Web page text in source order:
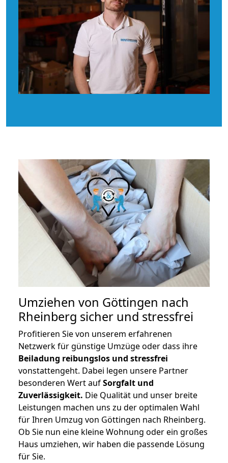
Umziehen von Göttingen nach
Rheinberg sicher und stressfrei
Profitieren Sie von unserem erfahrenen
Netzwerk für günstige Umzüge oder dass ihre
Beiladung reibungslos und stressfrei
vonstattengeht. Dabei legen unsere Partner
besonderen Wert aufSorgfalt und
Zuverlässigkeit. Die Qualität und unser breite
Leistungen machen uns zu der optimalen Wahl
für Ihren Umzug von Göttingen nach Rheinberg.
Ob Sie nun eine kleine Wohnung oder ein großes
Haus umziehen, wir haben die passende Lösung
für Sie.